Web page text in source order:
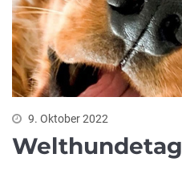
9. Oktober 2022
Welthundetag